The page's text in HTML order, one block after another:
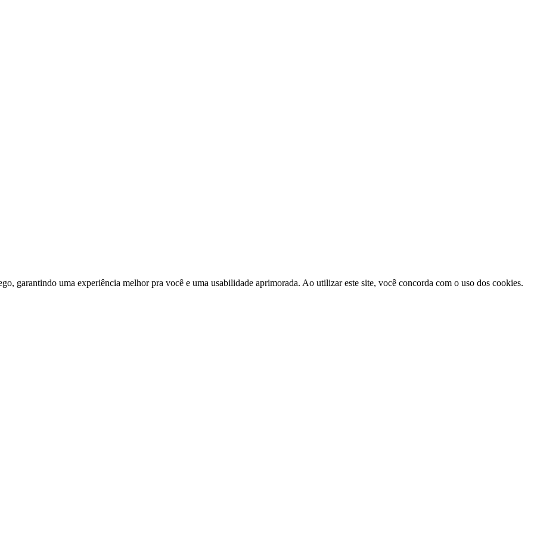
garantindo uma experiência melhor pra você e uma usabilidade aprimorada. Ao utilizar este site, você concorda com o uso dos cookies.